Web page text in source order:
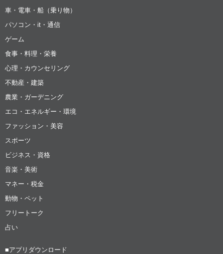
車・電車・船（乗り物）
パソコン・it・通信
ゲーム
食事・料理・栄養
心理・カウンセリング
不動産・建築
農業・ガーデニング
エコ・エネルギー・環境
ファッション・美容
スポーツ
ビジネス・資格
音楽・美術
マネー・税金
動物・ペット
フリートーク
占い
■アプリダウンロード